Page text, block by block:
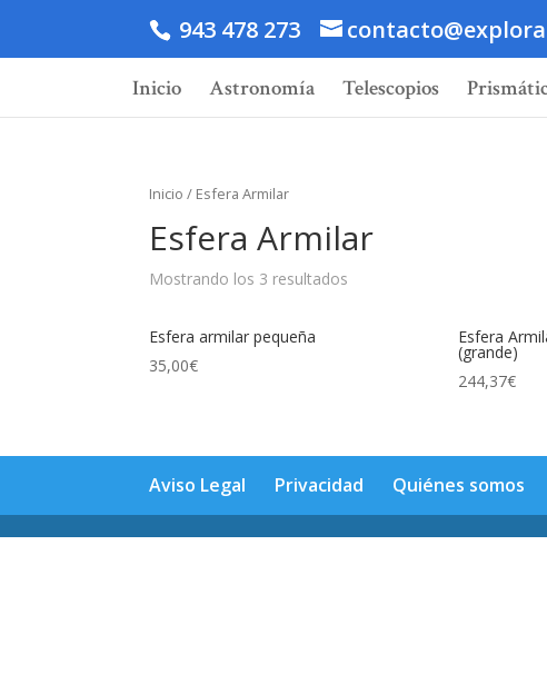
943 478 273
Inicio Astronomía Telescopios
Inicio / Esfera Armilar
Esfera Armilar
Mostrando los 3 resultados
Esfera armilar pequeña
35,00€
Esfera
(grande)
244,37€
Aviso Legal Privacidad Quiénes somos